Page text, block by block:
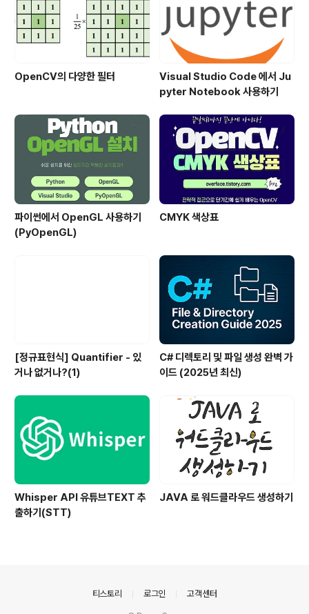
ent/gdriv..
OpenCV의 다양한 필터
Visual Studio Code 에서 Ju
pyter Notebook 사용하기
파이썬에서 OpenGL 사용하기
(PyOpenGL)
CMYK 색상표
[정규표현식] Quantifier - 있
거나 없거나?(1)
C# 디렉토리 및 파일 생성 완벽 가
이드 (2025년 최신)
Whisper API 유튜브TEXT 추
출하기(STT)
JAVA 로 워드클라우드 생성하기
티스토리 로그인 고객센터